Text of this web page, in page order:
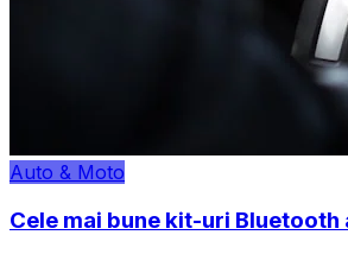
Auto & Moto
Cele mai bune kit-uri